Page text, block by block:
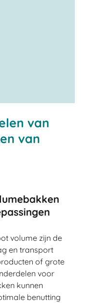
van
van
volume zijn de
en transport
of grote
voor
kunnen
benutting